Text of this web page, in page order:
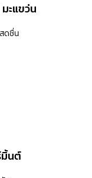
ะแขว่น
ดชื่น
มิ้นต์